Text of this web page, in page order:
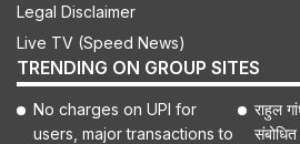
Legal Disclaimer
Live TV (Speed News)
TRENDING ON GROUP SITES
No charges on UPI for
users, major transactions to
राहुल